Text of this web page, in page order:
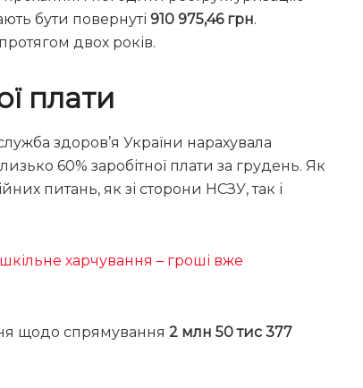
бути повернуті 910 975,46 грн.
двох років.
плати
здоров’я України нарахувала
60% заробітної плати за грудень. Як
питань, як зі сторони НСЗУ, так і
харчування – гроші вже
щодо спрямування 2 млн 50 тис 377